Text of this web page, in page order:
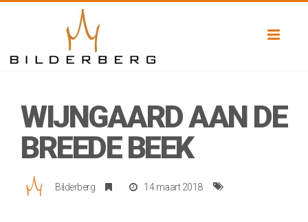
WIJNGAARD AAN DE
BREEDE BEEK
Bilderberg 14 maart 2018